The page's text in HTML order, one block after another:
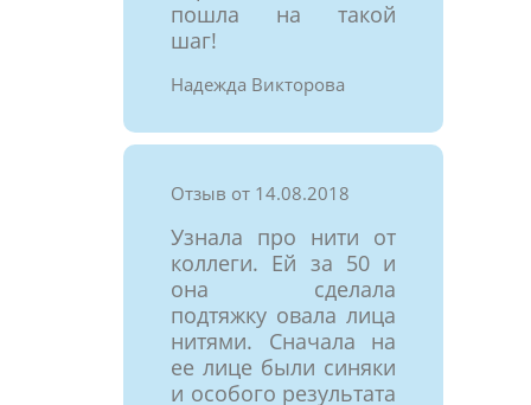
пошла на такой
шаг!
Надежда Викторова
Отзыв от 14.08.2018
Узнала про нити от
коллеги. Ей за 50 и
она сделала
подтяжку овала лица
нитями. Сначала на
ее лице были синяки
и особого результата